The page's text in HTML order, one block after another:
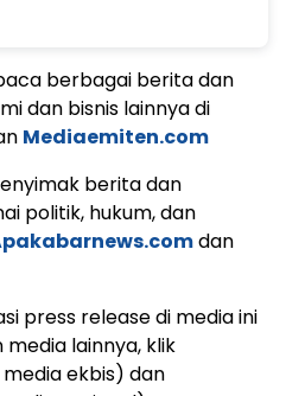
berbagai berita dan
dan bisnis lainnya di
Mediaemiten.com
berita dan
politik, hukum, dan
dan
press release di media ini
lainnya, klik
media ekbis) dan